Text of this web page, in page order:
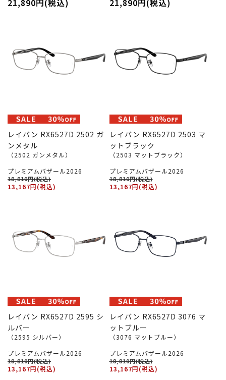
21,890円(税込) 21,890円(税込)
レイバン RX6527D 2502 ガ
ンメタル
（2502 ガンメタル）
プレミアムバザール2026
18,810円(税込)
13,167円(税込)
レイバン RX6527D 2503 マ
ットブラック
（2503 マットブラック）
プレミアムバザール2026
18,810円(税込)
13,167円(税込)
レイバン RX6527D 2595 シ
ルバー
（2595 シルバー）
プレミアムバザール2026
18,810円(税込)
13,167円(税込)
レイバン RX6527D 3076 マ
ットブルー
（3076 マットブルー）
プレミアムバザール2026
18,810円(税込)
13,167円(税込)